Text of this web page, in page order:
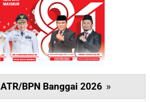
ATR/BPN Banggai 2026 »